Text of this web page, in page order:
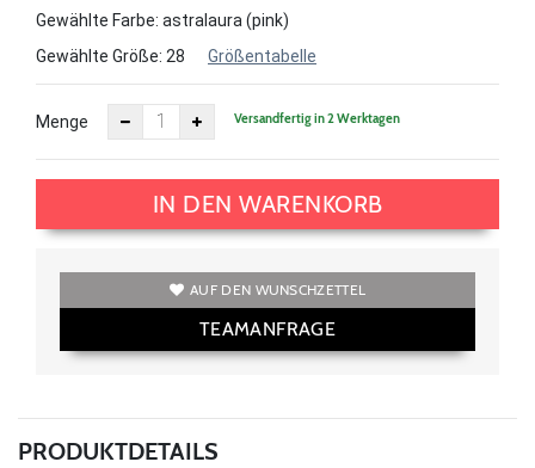
Gewählte Farbe: astralaura (pink)
Gewählte Größe: 28 Größentabelle
Menge Versandfertig in 2 Werktagen
IN DEN WARENKORB
AUF DEN WUNSCHZETTEL
TEAMANFRAGE
PRODUKTDETAILS